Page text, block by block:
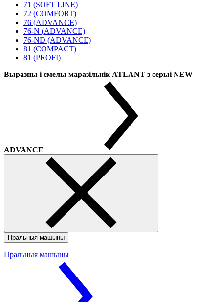
71 (SOFT LINE)
72 (COMFORT)
76 (ADVANCE)
76-N (ADVANCE)
76-ND (ADVANCE)
81 (COMPACT)
81 (PROFI)
Выразны і смелы маразільнік ATLANT з серыі NEW
ADVANCE
Пральныя машыны
Пральныя машыны